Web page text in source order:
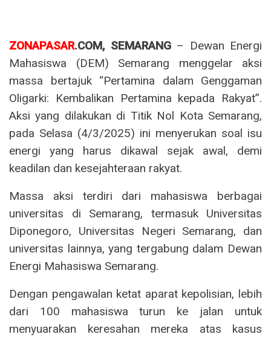
ZONAPASAR.COM, SEMARANG– Dewan Energi
Mahasiswa (DEM) Semarang menggelar aksi
massa bertajuk “Pertamina dalam Genggaman
Oligarki: Kembalikan Pertamina kepada Rakyat”.
Aksi yang dilakukan di Titik Nol Kota Semarang,
pada Selasa (4/3/2025) ini menyerukan soal isu
energi yang harus dikawal sejak awal, demi
keadilan dan kesejahteraan rakyat.
Massa aksi terdiri dari mahasiswa berbagai
universitas di Semarang, termasuk Universitas
Diponegoro, Universitas Negeri Semarang, dan
universitas lainnya, yang tergabung dalam Dewan
Energi Mahasiswa Semarang.
Dengan pengawalan ketat aparat kepolisian, lebih
dari 100 mahasiswa turun ke jalan untuk
menyuarakan keresahan mereka atas kasus